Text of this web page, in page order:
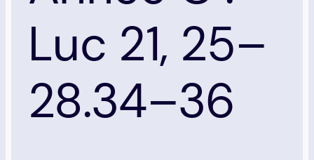
Luc 21, 25–
28.34–36